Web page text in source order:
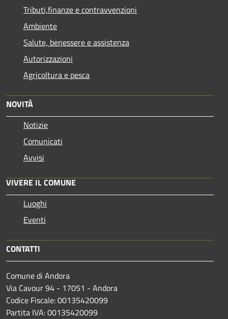
Tributi,finanze e contravvenzioni
Ambiente
Salute, benessere e assistenza
Autorizzazioni
Agricoltura e pesca
NOVITÀ
Notizie
Comunicati
Avvisi
VIVERE IL COMUNE
Luoghi
Eventi
CONTATTI
Comune di Andora
Via Cavour 94 - 17051 - Andora
Codice Fiscale: 00135420099
Partita IVA: 00135420099